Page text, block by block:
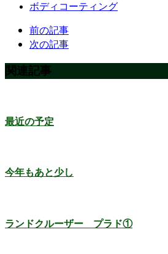
ボディコーティング
前の記事
次の記事
関連記事
最近の予定
今年もあと少し
ランドクルーザー プラド①